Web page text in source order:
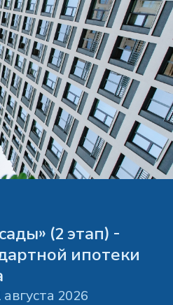
(2 этап) -
ипотеки
августа 2026